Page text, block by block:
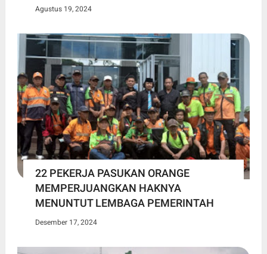
Agustus 19, 2024
22 PEKERJA PASUKAN ORANGE
MEMPERJUANGKAN HAKNYA
MENUNTUT LEMBAGA PEMERINTAH
Desember 17, 2024